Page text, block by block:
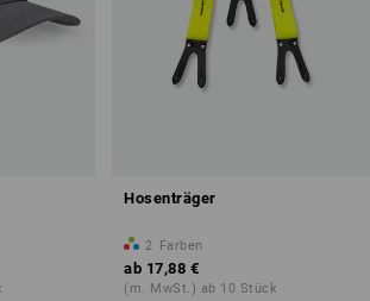
Hosenträger
2 Farben
ab 17,88 €
(m. MwSt.) ab 10 Stück